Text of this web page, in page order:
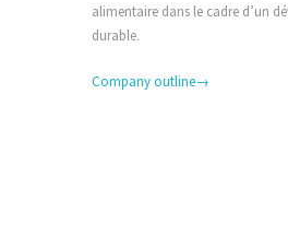
alimentaire dans le cadre d’un
durable.
Company outline→